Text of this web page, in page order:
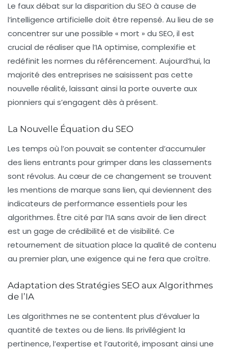
Le faux débat sur la disparition du SEO à cause de
l’intelligence artificielle doit être repensé. Au lieu de se
concentrer sur une possible « mort » du SEO, il est
crucial de réaliser que l’IA optimise, complexifie et
redéfinit les normes du référencement. Aujourd’hui, la
majorité des entreprises ne saisissent pas cette
nouvelle réalité, laissant ainsi la porte ouverte aux
pionniers qui s’engagent dès à présent.
La Nouvelle Équation du SEO
Les temps où l’on pouvait se contenter d’accumuler
des liens entrants pour grimper dans les classements
sont révolus. Au cœur de ce changement se trouvent
les mentions de marque sans lien, qui deviennent des
indicateurs de performance essentiels pour les
algorithmes. Être cité par l’IA sans avoir de lien direct
est un gage de crédibilité et de visibilité. Ce
retournement de situation place la qualité de contenu
au premier plan, une exigence qui ne fera que croître.
Adaptation des Stratégies SEO aux Algorithmes
de l’IA
Les algorithmes ne se contentent plus d’évaluer la
quantité de textes ou de liens. Ils privilégient la
pertinence, l’expertise et l’autorité, imposant ainsi une